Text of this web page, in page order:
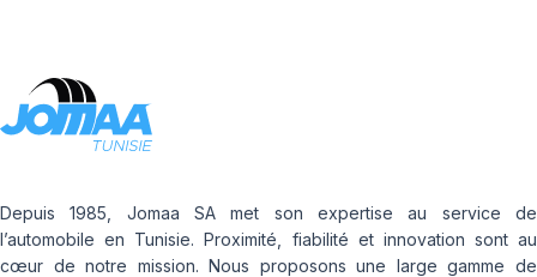
180
201
LMB3
LMC4
MD-40
R655
Depuis 1985, Jomaa SA met son expertise au service de
l’automobile en Tunisie. Proximité, fiabilité et innovation sont au
cœur de notre mission. Nous proposons une large gamme de